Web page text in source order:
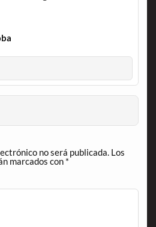
no será publicada. Los
marcados con *